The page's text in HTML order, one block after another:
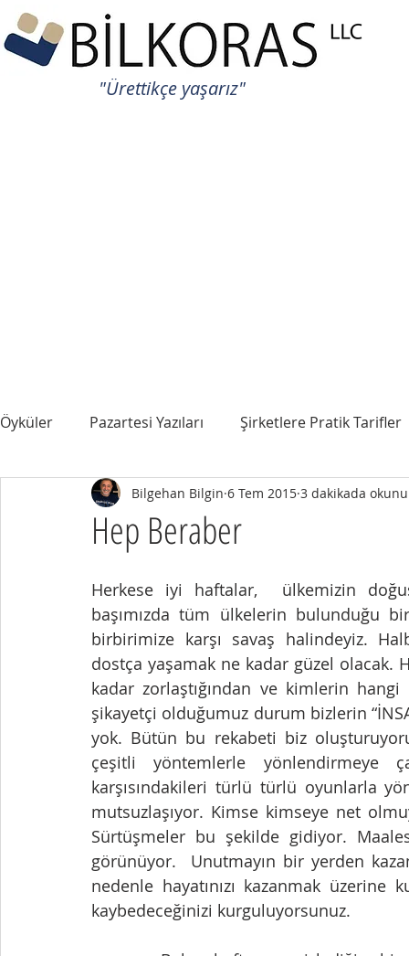
"Ürettikçe yaşarız"
Öyküler Pazartesi Yazıları Şirketlere Pratik Tarifler
Hep Beraber
Bilgehan Bilgin 6 Tem 2015 3 dakikada
Herkese iyi haftalar,  ülkemizin
başımızda tüm ülkelerin bulunduğu
birbirimize karşı savaş halindeyiz.
dostça yaşamak ne kadar güzel
kadar zorlaştığından ve kimlerin
şikayetçi olduğumuz durum bizlerin
yok. Bütün bu rekabeti biz
çeşitli yöntemlerle yönlendirmeye
karşısındakileri türlü türlü oyunlarla
mutsuzlaşıyor. Kimse kimseye net
Sürtüşmeler bu şekilde gidiyor.
görünüyor.  Unutmayın bir yerden
nedenle hayatınızı kazanmak üzerine
kaybedeceğinizi kurguluyorsunuz.